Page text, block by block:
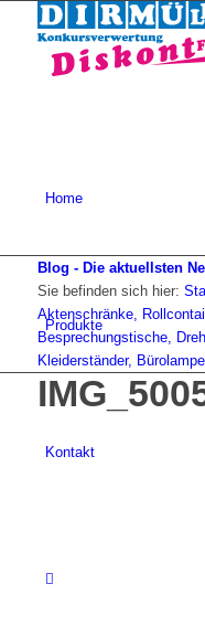
Home
Produkte
Kontakt
Blog - Die aktuellsten
Sie befinden sich hier:
Aktenschränke,
Besprechungstische,
Kleiderständer,